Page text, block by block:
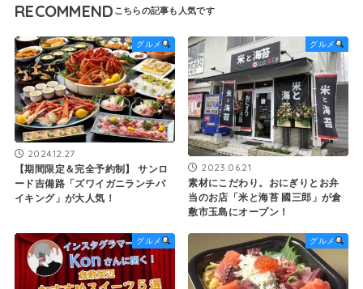
RECOMMEND
グルメ
2024.12.27
【期間限定＆完全予約制】 サンロ
ード吉備路「ズワイガニランチバ
イキング」が大人気！
グルメ
2023.06.21
素材にこだわり。おにぎりとお弁
当のお店「米と海苔 國三郎」が倉
敷市玉島にオープン！
グルメ グルメ